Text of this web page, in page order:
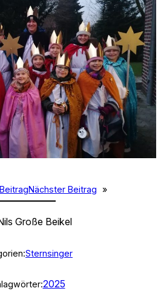
Nächster Beitrag »
Große Beikel
Sternsinger
2025